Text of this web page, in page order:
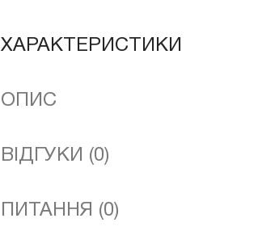
ХАРАКТЕРИСТИКИ
ОПИС
ВІДГУКИ (0)
ПИТАННЯ (0)